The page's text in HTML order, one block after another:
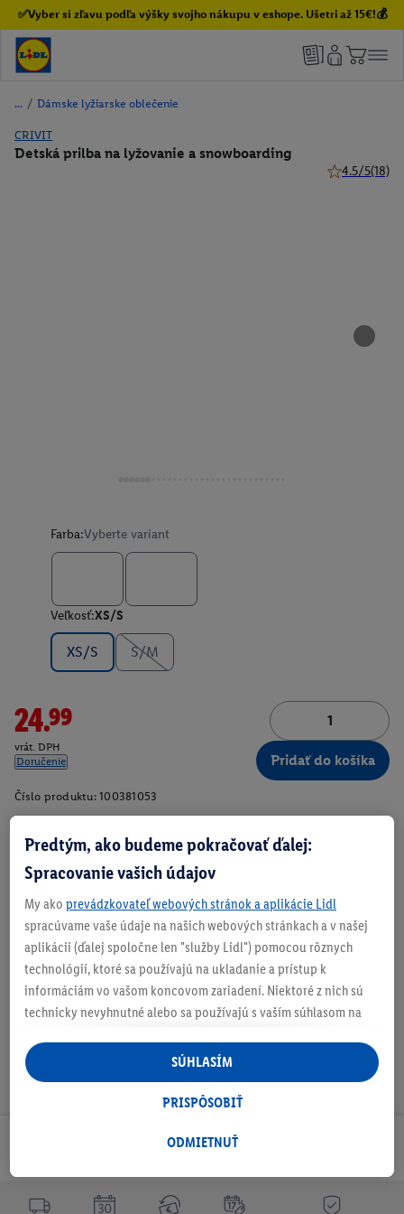
✅Vyber si zľavu podľa výšky svojho nákupu v eshope. Ušetri až 15€!💰
/ Dámske lyžiarske oblečenie
CRIVIT
Detská prilba na lyžovanie a snowboarding
4.5/5(18)
Farba:Vyberte variant
Veľkosť:XS/S
XS/S S/M
24.99
vrát. DPH
Doručenie
Pridať do košíka
Číslo produktu: 100381053
Na stiahnutie
Odoberaj Newsletter!
Predtým, ako budeme pokračovať ďalej:
Spracovanie vašich údajov
My ako prevádzkovateľ webových stránok a aplikácie Lidl
spracúvame vaše údaje na našich webových stránkach a v našej
aplikácii (ďalej spoločne len "služby Lidl") pomocou rôznych
technológií, ktoré sa používajú na ukladanie a prístup k
informáciám vo vašom koncovom zariadení. Niektoré z nich sú
technicky nevyhnutné alebo sa používajú s vaším súhlasom na
personalizovanú reklamu v rámci služieb Lidl aj mimo nich. Ak
ste účastníkom programu Lidl Plus, na tieto účely sa spracúvajú
aj údaje z vášho nákupného správania v obchode.
následne si vytvoríte účet Lidl Plus alebo sa prihlásite do svojho
ktorú tam uvediete, aby sme vás mohli rozpoznať v službách
ODMIETNUŤ
PRISPÔSOBIŤ
SÚHLASÍM